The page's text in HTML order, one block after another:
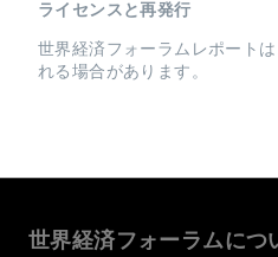
ライセンスと再発行
世界経済フォーラムレポートは
れる場合があります。
世界経済フォーラムにつ